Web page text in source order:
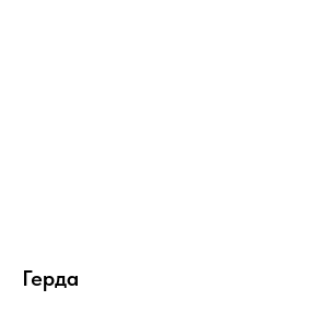
Герда